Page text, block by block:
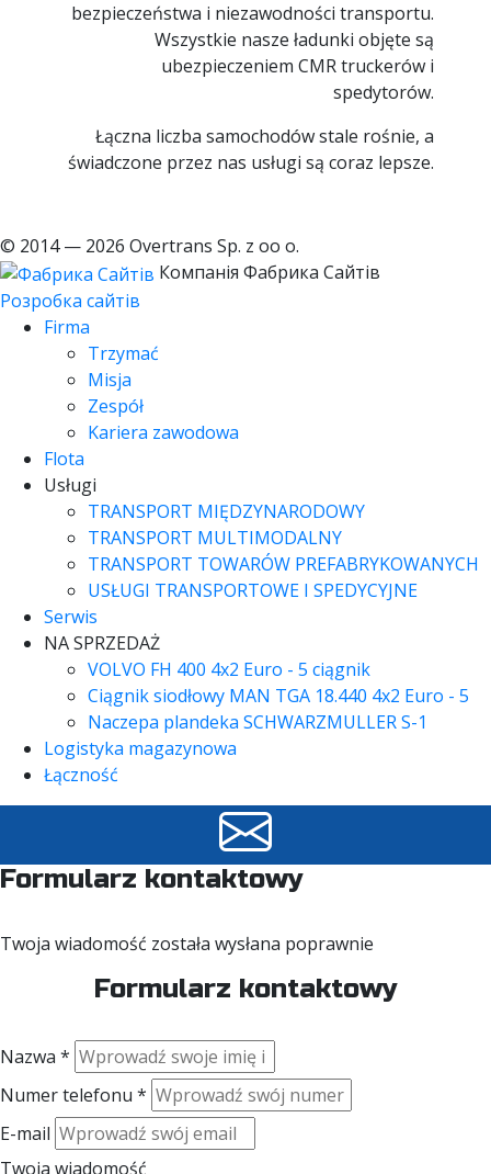
bezpieczeństwa i niezawodności transportu.
Wszystkie nasze ładunki objęte są
ubezpieczeniem CMR truckerów i
spedytorów.
Łączna liczba samochodów stale rośnie, a
świadczone przez nas usługi są coraz lepsze.
© 2014 — 2026 Overtrans Sp. z oo o.
Компанія Фабрика Сайтів
Розробка сайтів
Firma
Trzymać
Misja
Zespół
Kariera zawodowa
Flota
Usługi
TRANSPORT MIĘDZYNARODOWY
TRANSPORT MULTIMODALNY
TRANSPORT TOWARÓW PREFABRYKOWANYCH
USŁUGI TRANSPORTOWE I SPEDYCYJNE
Serwis
NA SPRZEDAŻ
VOLVO FH 400 4x2 Euro - 5 ciągnik
Ciągnik siodłowy MAN TGA 18.440 4x2 Euro - 5
Naczepa plandeka SCHWARZMULLER S-1
Logistyka magazynowa
Łączność
Formularz kontaktowy
Twoja wiadomość została wysłana poprawnie
Formularz kontaktowy
Nazwa *
Numer telefonu *
E-mail
Twoja wiadomość